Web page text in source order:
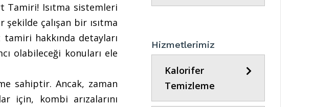
Tamiri! Isıtma sistemleri
çalışan bir ısıtma
hakkında detayları
olabileceği konuları ele
sahiptir. Ancak, zaman
için, kombi arızalarını
Hizmetlerimiz
Kalorifer
Temizleme